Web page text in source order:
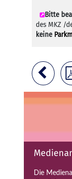
Bitte
des MKZ /
keine
Die